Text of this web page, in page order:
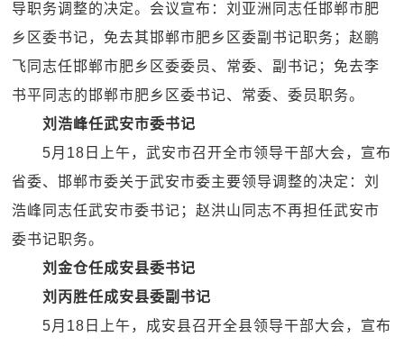
导职务调整的决定。会议宣布：刘亚洲同志任邯郸市肥
乡区委书记，免去其邯郸市肥乡区委副书记职务；赵鹏
飞同志任邯郸市肥乡区委委员、常委、副书记；免去李
书平同志的邯郸市肥乡区委书记、常委、委员职务。
刘浩峰任武安市委书记
5月18日上午，武安市召开全市领导干部大会，宣布
省委、邯郸市委关于武安市委主要领导调整的决定：刘
浩峰同志任武安市委书记；赵洪山同志不再担任武安市
委书记职务。
刘金仓任成安县委书记
刘丙胜任成安县委副书记
5月18日上午，成安县召开全县领导干部大会，宣布